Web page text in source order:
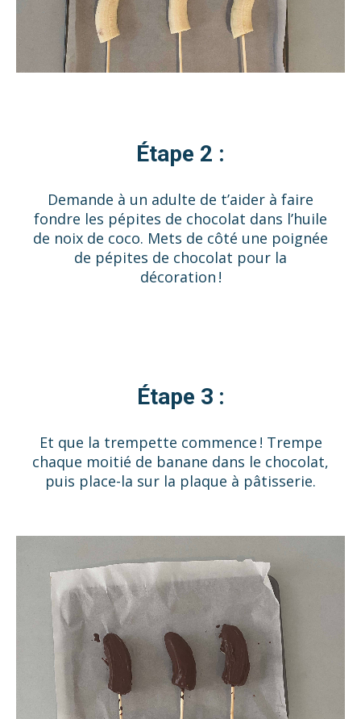
Étape 2 :
Demande à un adulte de t’aider à faire
fondre les pépites de chocolat dans l’huile
de noix de coco. Mets de côté une poignée
de pépites de chocolat pour la
décoration !
Étape 3 :
Et que la trempette commence ! Trempe
chaque moitié de banane dans le chocolat,
puis place-la sur la plaque à pâtisserie.